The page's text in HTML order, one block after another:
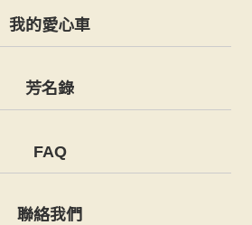
我的愛心車
芳名錄
FAQ
聯絡我們